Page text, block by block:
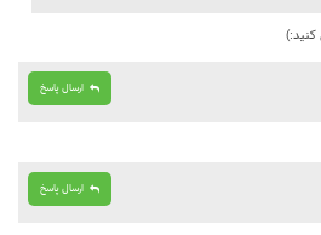
کنید:)
ارسال پاسخ
ارسال پاسخ